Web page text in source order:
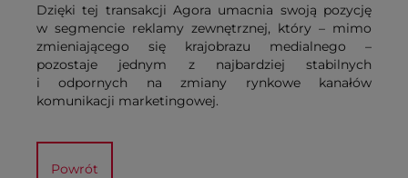
Dzięki tej transakcji Agora umacnia swoją pozycję
w segmencie reklamy zewnętrznej, który – mimo
zmieniającego się krajobrazu medialnego –
pozostaje jednym z najbardziej stabilnych
i odpornych na zmiany rynkowe kanałów
komunikacji marketingowej.
Powrót